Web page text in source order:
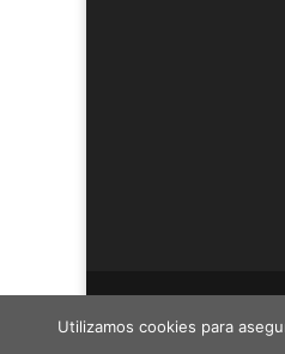
Canes Job SL -
Tlf.- 910218129
Utilizamos cookies para